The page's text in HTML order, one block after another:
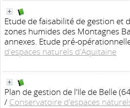
Etude de faisabilité de gestion et
zones humides des Montagnes
annexes. Etude pré-
d'espaces naturels d'Aquitaine
Plan de gestion de l'Ile de Belle
/ Conservatoire d'espaces